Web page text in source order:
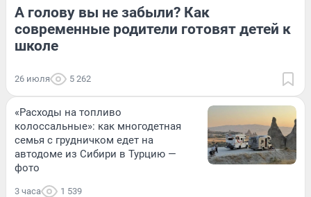
А голову вы не забыли? Как
современные родители готовят детей к
школе
26 июля 5 262
«Расходы на топливо
колоссальные»: как многодетная
семья с грудничком едет на
автодоме из Сибири в Турцию —
фото
3 часа 1 539